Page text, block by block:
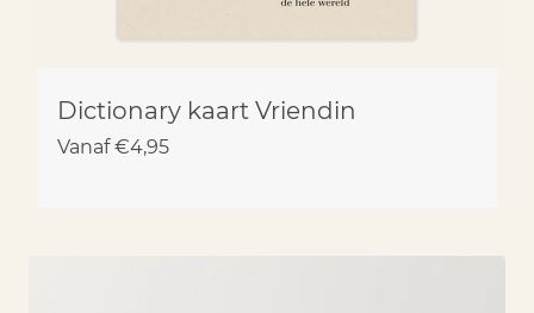
Dictionary kaart Vriendin
Vanaf €4,95